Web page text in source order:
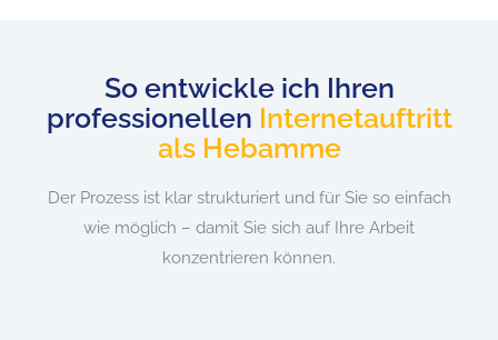
Website für Hebammen erstellen
So entwickle ich Ihren
professionellen Internetauftritt
als Hebamme
Der Prozess ist klar strukturiert und für Sie so einfach
wie möglich – damit Sie sich auf Ihre Arbeit
konzentrieren können.